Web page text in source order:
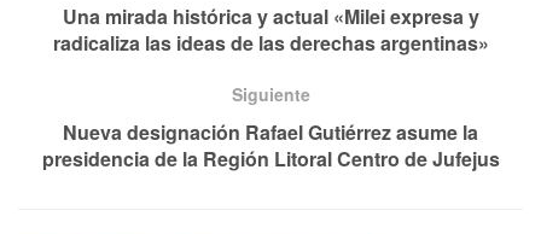
Una mirada histórica y actual «Milei expresa y
radicaliza las ideas de las derechas argentinas»
Siguiente
Nueva designación Rafael Gutiérrez asume la
presidencia de la Región Litoral Centro de Jufejus